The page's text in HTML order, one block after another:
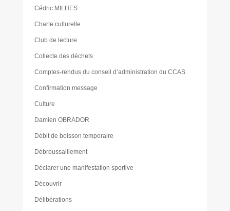
Cédric MILHES
Charte culturelle
Club de lecture
Collecte des déchets
Comptes-rendus du conseil d’administration du CCAS
Confirmation message
Culture
Damien OBRADOR
Débit de boisson temporaire
Débroussaillement
Déclarer une manifestation sportive
Découvrir
Délibérations